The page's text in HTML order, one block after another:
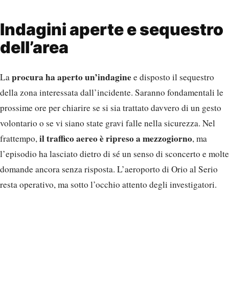
Indagini aperte e sequestro
dell’area
Laprocura ha aperto un’indaginee disposto il sequestro
della zona interessata dall’incidente. Saranno fondamentali le
prossime ore per chiarire se si sia trattato davvero di un gesto
volontario o se vi siano state gravi falle nella sicurezza. Nel
frattempo,il traffico aereo è ripreso a mezzogiorno, ma
l’episodio ha lasciato dietro di sé un senso di sconcerto e molte
domande ancora senza risposta. L’aeroporto di Orio al Serio
resta operativo, ma sotto l’occhio attento degli investigatori.